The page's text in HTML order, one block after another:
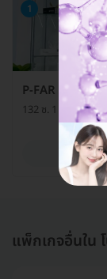
1
P-FAR Clinic (
132 ซ. 1 แขวงบางม
แพ็กเกจอื่นใน